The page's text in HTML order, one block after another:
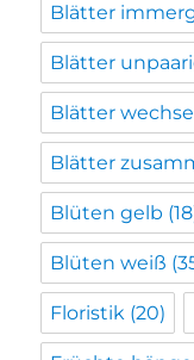
Blätter
Blätter
Blätter
Blätter
Blüten gelb
Blüten weiß
Floristik (20)